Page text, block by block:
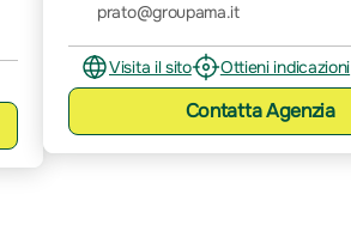
prato@groupama.it
Visita il sito Ottieni indicazioni
ContattaAgenzia